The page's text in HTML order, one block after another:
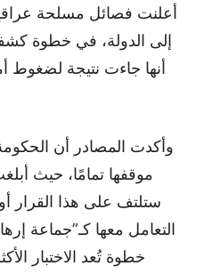
أعلنت فصائل مسلحة
إلى الدولة، في خطوة
أنها جاءت نتيجة لضغوط
وأكدت المصادر أن
موقفها تمامًا، حيث
ستلتف على هذا القرار
التعامل معها كـ”جماعة